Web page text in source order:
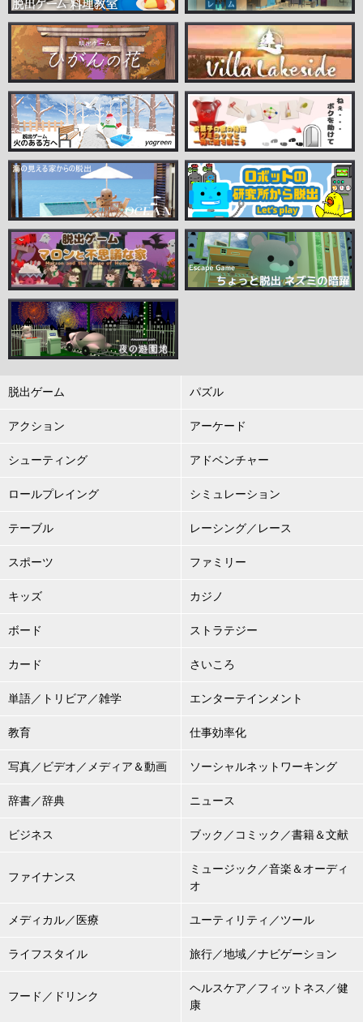
脱出ゲーム パズル
アクション アーケード
シューティング アドベンチャー
ロールプレイング シミュレーション
テーブル レーシング／レース
スポーツ ファミリー
キッズ カジノ
ボード ストラテジー
カード さいころ
単語／トリビア／雑学 エンターテインメント
教育 仕事効率化
写真／ビデオ／メディア＆動画 ソーシャルネットワーキング
辞書／辞典 ニュース
ビジネス ブック／コミック／書籍＆文献
ファイナンス
ミュージック／音楽＆オーディ
オ
メディカル／医療 ユーティリティ／ツール
ライフスタイル 旅行／地域／ナビゲーション
フード／ドリンク
ヘルスケア／フィットネス／健
康